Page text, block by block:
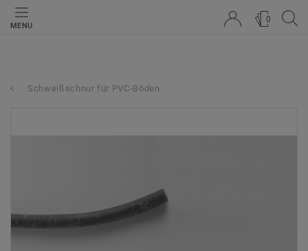
MENU
0
Schweißschnur für PVC-Böden